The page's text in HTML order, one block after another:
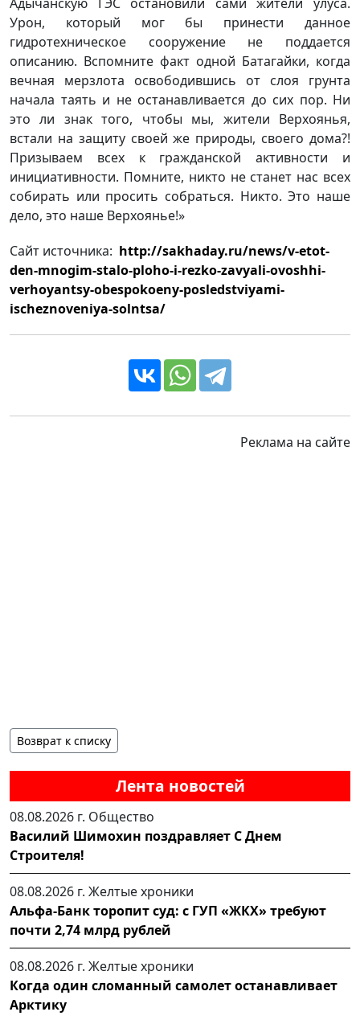
Лента новостей
08.08.2026 г. Общество
Василий Шимохин поздравляет С Днем
Строителя!
08.08.2026 г. Желтые хроники
Альфа-Банк торопит суд: с ГУП «ЖКХ» требуют
почти 2,74 млрд рублей
08.08.2026 г. Желтые хроники
Когда один сломанный самолет останавливает
Арктику
Адычанскую ГЭС остановили сами жители улуса.
Урон, который мог бы принести данное
гидротехническое сооружение не поддается
описанию. Вспомните факт одной Батагайки, когда
вечная мерзлота освободившись от слоя грунта
начала таять и не останавливается до сих пор. Ни
это ли знак того, чтобы мы, жители Верхоянья,
встали на защиту своей же природы, своего дома?!
Призываем всех к гражданской активности и
инициативности. Помните, никто не станет нас всех
собирать или просить собраться. Никто. Это наше
дело, это наше Верхоянье!»
Сайт источника: http://sakhaday.ru/news/v-etot-
den-mnogim-stalo-ploho-i-rezko-zavyali-ovoshhi-
verhoyantsy-obespokoeny-posledstviyami-
ischeznoveniya-solntsa/
Реклама на сайте
Возврат к списку